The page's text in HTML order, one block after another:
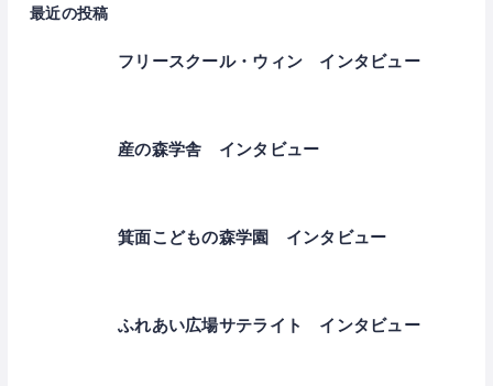
最近の投稿
フリースクール・ウィン インタビュー
産の森学舎 インタビュー
箕面こどもの森学園 インタビュー
ふれあい広場サテライト インタビュー